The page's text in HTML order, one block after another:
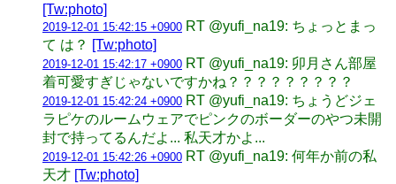
[Tw:photo]
2019-12-01 15:42:15 +0900 RT @yufi_na19: ちょっとまっ
て は？ [Tw:photo]
2019-12-01 15:42:17 +0900 RT @yufi_na19: 卯月さん部屋
着可愛すぎじゃないですかね？？？？？？？？？
2019-12-01 15:42:24 +0900 RT @yufi_na19: ちょうどジェ
ラピケのルームウェアでピンクのボーダーのやつ未開
封で持ってるんだよ... 私天才かよ...
2019-12-01 15:42:26 +0900 RT @yufi_na19: 何年か前の私
天才 [Tw:photo]